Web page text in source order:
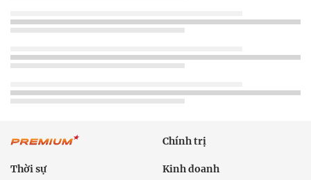
Chính trị
Thời sự Kinh doanh